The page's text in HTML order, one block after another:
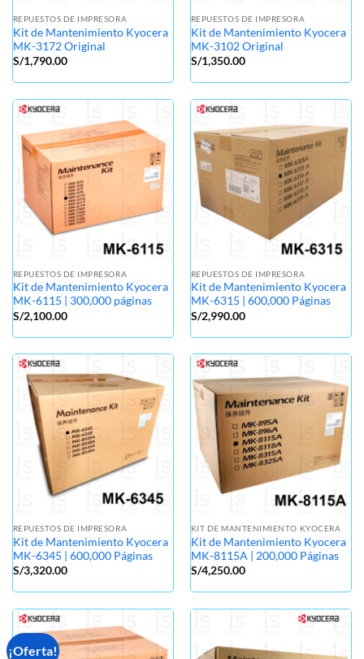
REPUESTOS DE IMPRESORA
Kit de Mantenimiento Kyocera
MK-3172 Original
S/1,790.00
REPUESTOS DE IMPRESORA
Kit de Mantenimiento Kyocera
MK-3102 Original
S/1,350.00
REPUESTOS DE IMPRESORA
Kit de Mantenimiento Kyocera
MK-6115 | 300,000 páginas
S/2,100.00
REPUESTOS DE IMPRESORA
Kit de Mantenimiento Kyocera
MK-6315 | 600,000 Páginas
S/2,990.00
REPUESTOS DE IMPRESORA
Kit de Mantenimiento Kyocera
MK-6345 | 600,000 Páginas
S/3,320.00
KIT DE MANTENIMIENTO KYOCERA
Kit de Mantenimiento Kyocera
MK-8115A | 200,000 Páginas
S/4,250.00
¡Oferta!